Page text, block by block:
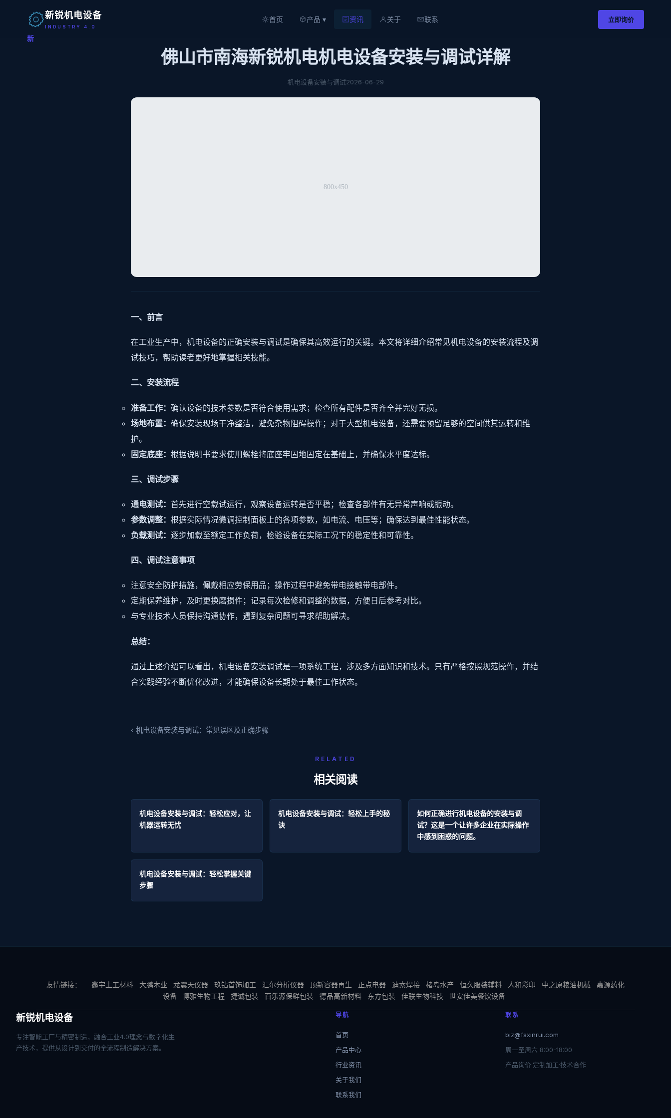
新
新锐机电设备
INDUSTRY 4.0
首页 产品 ▾ 资讯 关于 联系 立即询价
佛山市南海新锐机电机电设备安装与调试详解
机电设备安装与调试2026-06-29
一、前言
在工业生产中，机电设备的正确安装与调试是确保其高效运行的关键。本文将详细介绍常见机电设备的安装流程及调
试技巧，帮助读者更好地掌握相关技能。
二、安装流程
准备工作： 确认设备的技术参数是否符合使用需求；检查所有配件是否齐全并完好无损。
场地布置： 确保安装现场干净整洁，避免杂物阻碍操作；对于大型机电设备，还需要预留足够的空间供其运转和维
护。
固定底座： 根据说明书要求使用螺栓将底座牢固地固定在基础上，并确保水平度达标。
三、调试步骤
通电测试： 首先进行空载试运行，观察设备运转是否平稳；检查各部件有无异常声响或振动。
参数调整： 根据实际情况微调控制面板上的各项参数，如电流、电压等；确保达到最佳性能状态。
负载测试： 逐步加载至额定工作负荷，检验设备在实际工况下的稳定性和可靠性。
四、调试注意事项
注意安全防护措施，佩戴相应劳保用品；操作过程中避免带电接触带电部件。
定期保养维护，及时更换磨损件；记录每次检修和调整的数据，方便日后参考对比。
与专业技术人员保持沟通协作，遇到复杂问题可寻求帮助解决。
总结：
通过上述介绍可以看出，机电设备安装调试是一项系统工程，涉及多方面知识和技术。只有严格按照规范操作，并结
合实践经验不断优化改进，才能确保设备长期处于最佳工作状态。
‹ 机电设备安装与调试：常见误区及正确步骤
RELATED
相关阅读
机电设备安装与调试：轻松应对，让
机器运转无忧
机电设备安装与调试：轻松上手的秘
诀
如何正确进行机电设备的安装与调
试？这是一个让许多企业在实际操作
中感到困惑的问题。
机电设备安装与调试：轻松掌握关键
步骤
友情链接： 鑫宇土工材料 大鹏木业 龙震天仪器 玖钻首饰加工 汇尔分析仪器 顶新容器再生 正点电器 迪索焊接 楮岛水产 恒久服装辅料 人和彩印 中之原粮油机械
嘉源药化
设备
博雅生物工程 捷诚包装 百乐源保鲜包装 德品高新材料 东方包装 佳联生物科技 世安佳美餐饮设备
新锐机电设备
专注智能工厂与精密制造，融合工业4.0理念与数字化生
产技术，提供从设计到交付的全流程制造解决方案。
导航
首页
产品中心
行业资讯
关于我们
联系我们
联系
biz@fsxinrui.com
周一至周六 8:00-18:00
产品询价·定制加工·技术合作